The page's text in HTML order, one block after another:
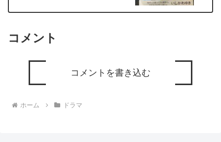
コメント
コメントを書き込む
ホーム ドラマ